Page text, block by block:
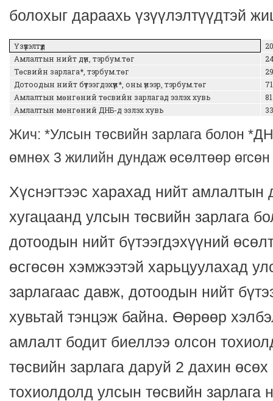
болохыг дараахь үзүүлэлтүүдтэй
Үзүүлэлтүүд
Амлалтын нийт дүн, тэрбум.төг
Төсвийн зарлага*, тэрбум.төг
Дотоодын нийт бүтээгдэхүүн*, оны үнээр, тэрбум.төг
Амлалтын мөнгөний төсвийн зарлагад эзлэх хувь
Амлалтын мөнгөний ДНБ-д эзлэх хувь
Жич: *Улсын төсвийн зарлага болон *
өмнөх 3 жилийн дундаж өсөлтөөр
Хүснэгтээс харахад нийт амлалтын
хугацаанд улсын төсвийн зарлага
дотоодын нийт бүтээгдэхүүний
өсгөсөн хэмжээтэй харьцуулахад
зарлагаас давж, дотоодын нийт
хувьтай тэнцэж байна. Өөрөөр
амлалт бодит биеллээ олсон
төсвийн зарлага даруй 2 дахин
тохиолдолд улсын төсвийн зарлага